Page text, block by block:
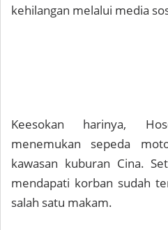
kehilangan melalui media
Keesokan harinya,
menemukan sepeda
kawasan kuburan Cina.
mendapati korban sudah
salah satu makam.